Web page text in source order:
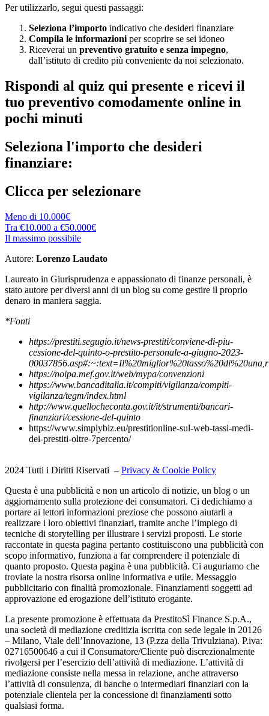
Per utilizzarlo, segui questi passaggi:
Seleziona l’importo indicativo che desideri finanziare
Compila le informazioni per scoprire se sei idoneo
Riceverai un preventivo gratuito e senza impegno,
dall’istituto di credito più conveniente da noi selezionato.
Rispondi al quiz qui presente e ricevi il
tuo preventivo comodamente online in
pochi minuti
Seleziona l'importo che desideri
finanziare:
Clicca per selezionare
Meno di 10.000€
Tra €10.000 a €50.000€
Il massimo possibile
Autore: Lorenzo Laudato
Laureato in Giurisprudenza e appassionato di finanze personali, è
stato autore per diversi anni di un blog su come gestire il proprio
denaro in maniera saggia.
*Fonti
https://prestiti.segugio.it/news-prestiti/conviene-di-piu-
cessione-del-quinto-o-prestito-personale-a-giugno-2023-
https://noipa.mef.gov.it/web/mypa/convenzioni
https://www.bancaditalia.it/compiti/vigilanza/compiti-
vigilanza/tegm/index.html
http://www.quellocheconta.gov.it/it/strumenti/bancari-
finanziari/cessione-del-quinto
https://www.simplybiz.eu/prestitionline-sul-web-tassi-medi-
dei-prestiti-oltre-7percento/
2024 Tutti i Diritti Riservati – Privacy & Cookie Policy
Questa è una pubblicità e non un articolo di notizie, un blog o un
aggiornamento sulla protezione dei consumatori. Ci dedichiamo a
portare ai lettori informazioni preziose che possono aiutarli a
realizzare i loro obiettivi finanziari, tramite anche l’impiego di
tecniche di storytelling per illustrare i servizi proposti. Le storie
raccontate in questa pagina pertanto costituiscono una pubblicità con
scopo informativo, funziona a far comprendere il potenziale di
quanto proposto. Questa pagina è una pubblicità. Ci auguriamo che
troviate la nostra risorsa online informativa e utile. Messaggio
pubblicitario con finalità promozionale. Finanziamenti soggetti ad
approvazione ed erogazione dell’istituto erogante.
La presente promozione è effettuata da PrestitoSì Finance S.p.A.,
una società di mediazione creditizia iscritta con sede legale in 20126
– Milano, Viale dell’Innovazione, 13 (P.zza della Trivulziana). P.iva:
02716500646 a cui il Consumatore/Cliente può discrezionalmente
rivolgersi per l’esercizio dell’attività di mediazione. L’attività di
mediazione consiste nella messa in relazione, anche attraverso
l’attività di consulenza, di banche o intermediari finanziari con la
potenziale clientela per la concessione di finanziamenti sotto
qualsiasi forma.